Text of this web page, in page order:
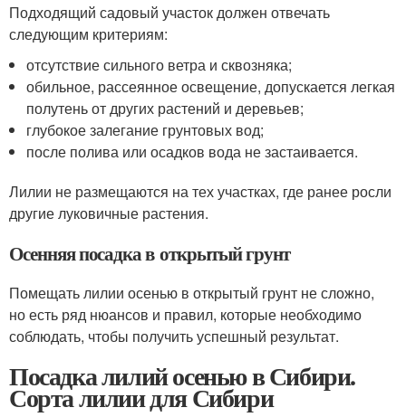
Подходящий садовый участок должен отвечать
следующим критериям:
отсутствие сильного ветра и сквозняка;
обильное, рассеянное освещение, допускается легкая
полутень от других растений и деревьев;
глубокое залегание грунтовых вод;
после полива или осадков вода не застаивается.
Лилии не размещаются на тех участках, где ранее росли
другие луковичные растения.
Осенняя посадка в открытый грунт
Помещать лилии осенью в открытый грунт не сложно,
но есть ряд нюансов и правил, которые необходимо
соблюдать, чтобы получить успешный результат.
Посадка лилий осенью в Сибири.
Сорта лилии для Сибири